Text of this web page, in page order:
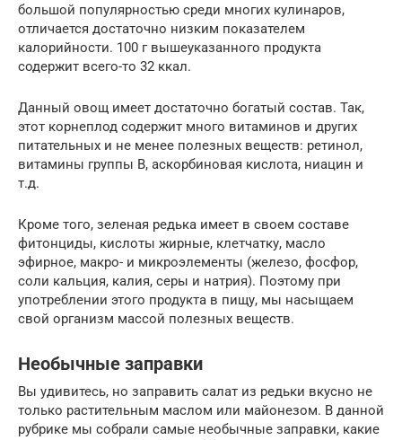
большой популярностью среди многих кулинаров,
отличается достаточно низким показателем
калорийности. 100 г вышеуказанного продукта
содержит всего-то 32 ккал.
Данный овощ имеет достаточно богатый состав. Так,
этот корнеплод содержит много витаминов и других
питательных и не менее полезных веществ: ретинол,
витамины группы В, аскорбиновая кислота, ниацин и
т.д.
Кроме того, зеленая редька имеет в своем составе
фитонциды, кислоты жирные, клетчатку, масло
эфирное, макро- и микроэлементы (железо, фосфор,
соли кальция, калия, серы и натрия). Поэтому при
употреблении этого продукта в пищу, мы насыщаем
свой организм массой полезных веществ.
Необычные заправки
Вы удивитесь, но заправить салат из редьки вкусно не
только растительным маслом или майонезом. В данной
рубрике мы собрали самые необычные заправки, какие